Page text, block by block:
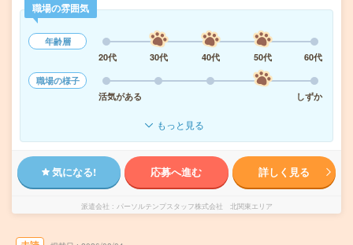
職場の雰囲気
年齢層
20代
30代 40代 50代
60代
職場の様子
活気がある
しずか
もっと見る
気になる! 応募へ進む 詳しく見る
派遣会社 パーソルテンプスタッフ株式会社 北関東エリア